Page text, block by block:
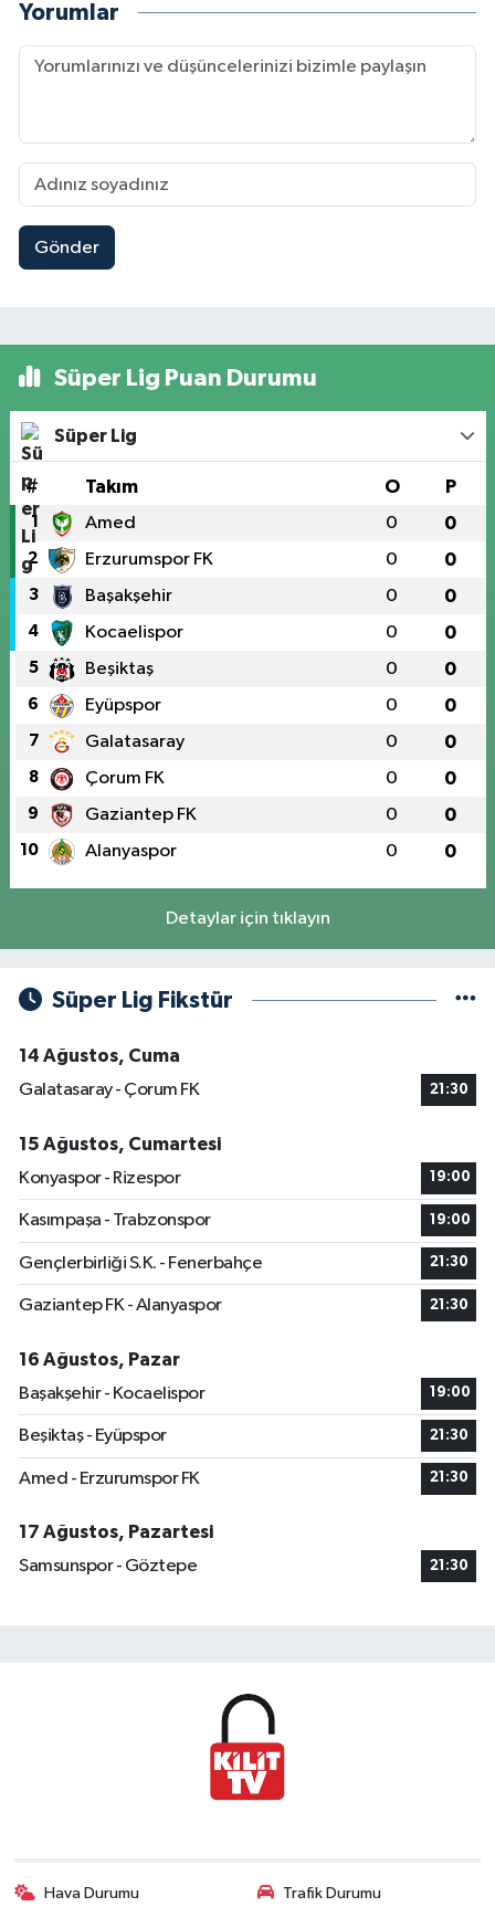
Yorumlar
Gönder
Süper Lig Puan Durumu
Süper Lig
# Takım O P
1 Amed 0 0
2 Erzurumspor FK 0 0
3 Başakşehir 0 0
4 Kocaelispor 0 0
5 Beşiktaş 0 0
6 Eyüpspor 0 0
7 Galatasaray 0 0
8 Çorum FK 0 0
9 Gaziantep FK 0 0
10 Alanyaspor 0 0
Detaylar için tıklayın
Süper Lig Fikstür
14 Ağustos, Cuma
Galatasaray - Çorum FK
21:30
15 Ağustos, Cumartesi
Konyaspor - Rizespor
19:00
Kasımpaşa - Trabzonspor 19:00
Gençlerbirliği S.K. - Fenerbahçe 21:30
Gaziantep FK - Alanyaspor 21:30
16 Ağustos, Pazar
Başakşehir - Kocaelispor
19:00
Beşiktaş - Eyüpspor 21:30
Amed - Erzurumspor FK 21:30
17 Ağustos, Pazartesi
Samsunspor - Göztepe
21:30
Hava Durumu Trafik Durumu